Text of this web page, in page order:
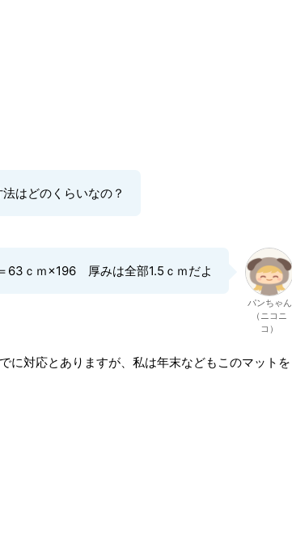
はどのくらいなの？
63ｃｍ×196 厚みは全部1.5ｃｍだよ
パンちゃん
（ニコニ
コ）
に対応とありますが、私は年末などもこのマットを